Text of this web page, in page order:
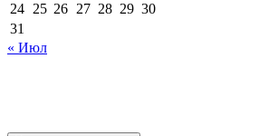
24 25 26 27 28 29 30
31
« Июл